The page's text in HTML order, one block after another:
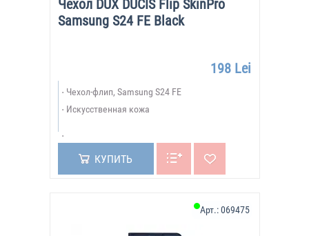
Чехол DUX DUCIS Flip SkinPro
Samsung S24 FE Black
198 Lei
Чехол-флип, Samsung S24 FE
Искусственная кожа
КУПИТЬ
Арт.:069475